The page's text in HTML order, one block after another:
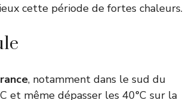
cette période de fortes chaleurs.
, notamment dans le sud du
et même dépasser les 40°C sur la